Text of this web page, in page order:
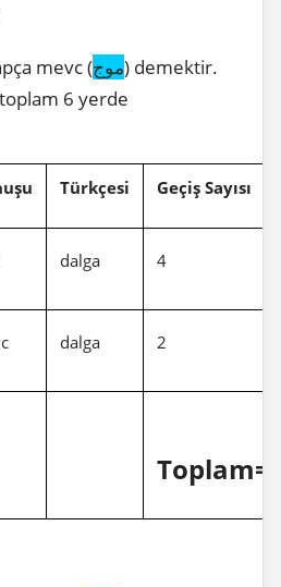
mevc (موج) demektir.
6 yerde
Türkçesi Geçiş Sayısı
dalga 4
dalga 2